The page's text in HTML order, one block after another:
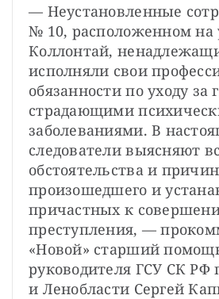
— Неустановленные
№ 10, расположенном на
Коллонтай,
исполняли свои
обязанности по уходу за
страдающими
заболеваниями. В
следователи выясняют
обстоятельства и
произошедшего и
причастных к
преступления, —
«Новой» старший
руководителя ГСУ СК РФ
и Ленобласти Сергей